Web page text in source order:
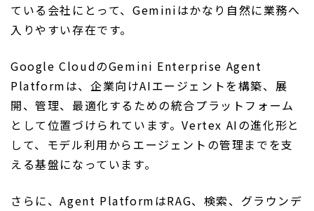
ている会社にとって、Geminiはかなり自然に業務へ
入りやすい存在です。
Google CloudのGemini Enterprise Agent
Platformは、企業向けAIエージェントを構築、展
開、管理、最適化するための統合プラットフォーム
として位置づけられています。Vertex AIの進化形と
して、モデル利用からエージェントの管理までを支
える基盤になっています。
さらに、Agent PlatformはRAG、検索、グラウンデ